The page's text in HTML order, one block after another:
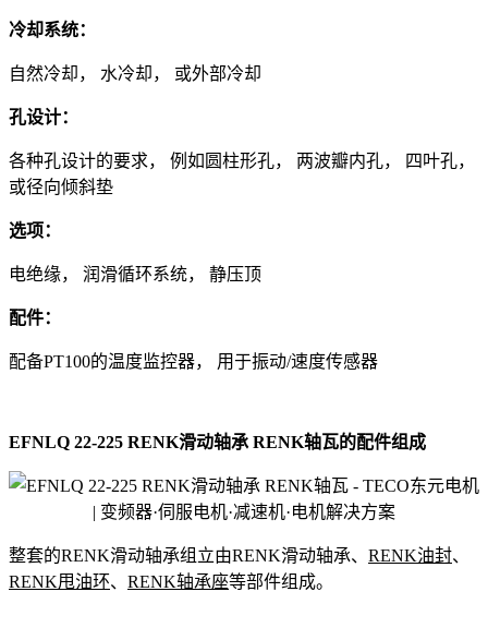
冷却系统：
自然冷却， 水冷却， 或外部冷却
孔设计：
各种孔设计的要求， 例如圆柱形孔， 两波瓣内孔， 四叶孔，
或径向倾斜垫
选项：
电绝缘， 润滑循环系统， 静压顶
配件：
配备PT100的温度监控器， 用于振动/速度传感器
EFNLQ 22-225 RENK滑动轴承 RENK轴瓦的配件组成
整套的RENK滑动轴承组立由RENK滑动轴承、 RENK油封、
RENK甩油环、 RENK轴承座等部件组成。